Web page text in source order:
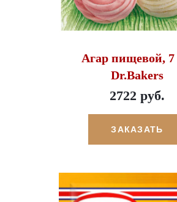
Агар пищевой, 7
Dr.Bakers
2722 руб.
ЗАКАЗАТЬ